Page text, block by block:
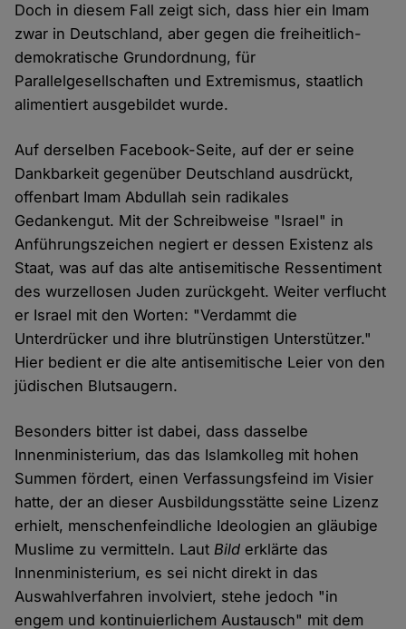
Doch in diesem Fall zeigt sich, dass hier ein Imam
zwar in Deutschland, aber gegen die freiheitlich-
demokratische Grundordnung, für
Parallelgesellschaften und Extremismus, staatlich
alimentiert ausgebildet wurde.
Auf derselben Facebook-Seite, auf der er seine
Dankbarkeit gegenüber Deutschland ausdrückt,
offenbart Imam Abdullah sein radikales
Gedankengut. Mit der Schreibweise "Israel" in
Anführungszeichen negiert er dessen Existenz als
Staat, was auf das alte antisemitische Ressentiment
des wurzellosen Juden zurückgeht. Weiter verflucht
er Israel mit den Worten: "Verdammt die
Unterdrücker und ihre blutrünstigen Unterstützer."
Hier bedient er die alte antisemitische Leier von den
jüdischen Blutsaugern.
Besonders bitter ist dabei, dass dasselbe
Innenministerium, das das Islamkolleg mit hohen
Summen fördert, einen Verfassungsfeind im Visier
hatte, der an dieser Ausbildungsstätte seine Lizenz
erhielt, menschenfeindliche Ideologien an gläubige
Muslime zu vermitteln. LautBild erklärte das
Innenministerium, es sei nicht direkt in das
Auswahlverfahren involviert, stehe jedoch "in
engem und kontinuierlichem Austausch" mit dem